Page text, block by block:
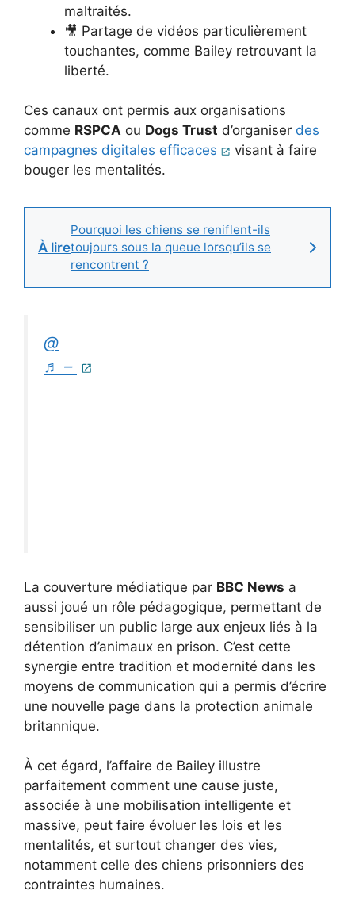
maltraités.
🎥 Partage de vidéos particulièrement
touchantes, comme Bailey retrouvant la
liberté.
Ces canaux ont permis aux organisations
comme RSPCA ou Dogs Trust d’organiser des
campagnes digitales efficaces
visant à faire
bouger les mentalités.
À lire
Pourquoi les chiens se reniflent-ils
toujours sous la queue lorsqu’ils se
rencontrent ?
@
♬ –
La couverture médiatique par BBC News a
aussi joué un rôle pédagogique, permettant de
sensibiliser un public large aux enjeux liés à la
détention d’animaux en prison. C’est cette
synergie entre tradition et modernité dans les
moyens de communication qui a permis d’écrire
une nouvelle page dans la protection animale
britannique.
À cet égard, l’affaire de Bailey illustre
parfaitement comment une cause juste,
associée à une mobilisation intelligente et
massive, peut faire évoluer les lois et les
mentalités, et surtout changer des vies,
notamment celle des chiens prisonniers des
contraintes humaines.